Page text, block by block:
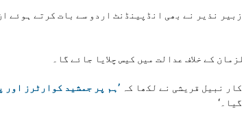
نذیر نے بھی انڈپینڈنٹ اردو سے بات کرتے ہوئے
کے خلاف عدالت میں کیس چلایا جائے گا۔
نبیل قریشی نے لکھا کہ ’ہم پر جمشید کوارٹرز اور